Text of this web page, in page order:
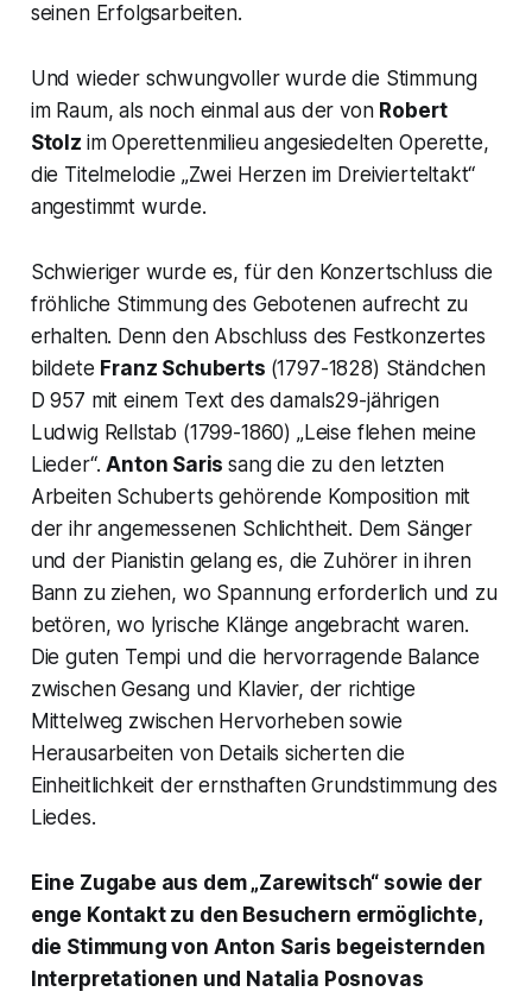
seinen Erfolgsarbeiten.
Und wieder schwungvoller wurde die Stimmung
im Raum, als noch einmal aus der von Robert
Stolz im Operettenmilieu angesiedelten Operette,
die Titelmelodie „Zwei Herzen im Dreivierteltakt“
angestimmt wurde.
Schwieriger wurde es, für den Konzertschluss die
fröhliche Stimmung des Gebotenen aufrecht zu
erhalten. Denn den Abschluss des Festkonzertes
bildete Franz Schuberts (1797-1828) Ständchen
D 957 mit einem Text des damals29-jährigen
Ludwig Rellstab (1799-1860) „Leise flehen meine
Lieder“. Anton Sarissang die zu den letzten
Arbeiten Schuberts gehörende Komposition mit
der ihr angemessenen Schlichtheit. Dem Sänger
und der Pianistin gelang es, die Zuhörer in ihren
Bann zu ziehen, wo Spannung erforderlich und zu
betören, wo lyrische Klänge angebracht waren.
Die guten Tempi und die hervorragende Balance
zwischen Gesang und Klavier, der richtige
Mittelweg zwischen Hervorheben sowie
Herausarbeiten von Details sicherten die
Einheitlichkeit der ernsthaften Grundstimmung des
Liedes.
Eine Zugabe aus dem „Zarewitsch“ sowie der
enge Kontakt zu den Besuchern ermöglichte,
die Stimmung von Anton Saris begeisternden
Interpretationen und Natalia Posnovas